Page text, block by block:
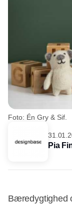
Foto: Én Gry & Sif.
Pia
Bæredygtighed